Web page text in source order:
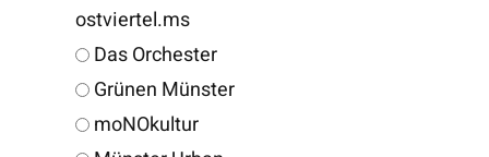
ostviertel.ms
Das Orchester
Grünen Münster
moNOkultur